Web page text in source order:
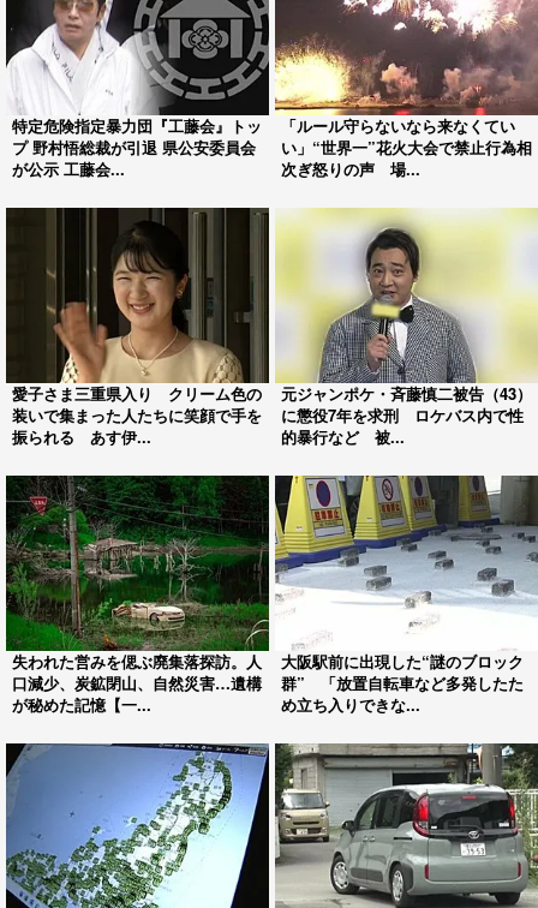
特定危険指定暴力団『工藤会』トッ
プ 野村悟総裁が引退 県公安委員会
が公示 工藤会...
「ルール守らないなら来なくてい
い」“世界一”花火大会で禁止行為相
次ぎ怒りの声 場...
愛子さま三重県入り クリーム色の
装いで集まった人たちに笑顔で手を
振られる あす伊...
元ジャンポケ・斉藤慎二被告（43）
に懲役7年を求刑 ロケバス内で性
的暴行など 被...
失われた営みを偲ぶ廃集落探訪。人
口減少、炭鉱閉山、自然災害…遺構
が秘めた記憶【一...
大阪駅前に出現した“謎のブロック
群” 「放置自転車など多発したた
め立ち入りできな...